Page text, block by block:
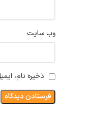
وب‌ سایت
ذخیره نام،